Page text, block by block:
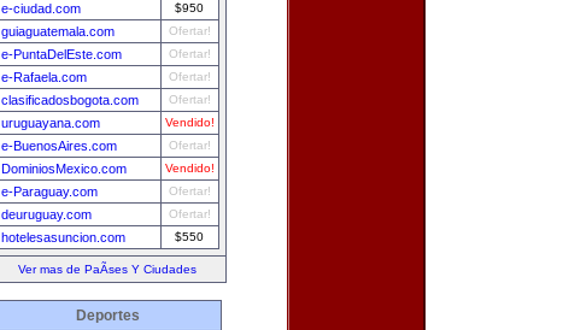
e-ciudad.com $950
guiaguatemala.com Ofertar!
e-PuntaDelEste.com Ofertar!
e-Rafaela.com Ofertar!
clasificadosbogota.com Ofertar!
uruguayana.com Vendido!
e-BuenosAires.com Ofertar!
DominiosMexico.com Vendido!
e-Paraguay.com Ofertar!
deuruguay.com Ofertar!
hotelesasuncion.com $550
Ver mas de PaÃ­ses Y Ciudades
Deportes